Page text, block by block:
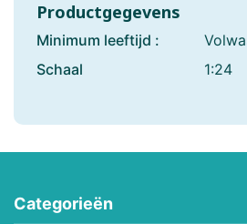
Productgegevens
Minimum leeftijd :
Schaal
1:24
Categorieën